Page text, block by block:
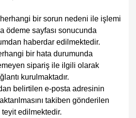
bir sorun nedeni ile işlemi
ödeme sayfası sonucunda
haberdar edilmektedir.
bir hata durumunda
sipariş ile ilgili olarak
kurulmaktadır.
belirtilen e-posta adresinin
takiben gönderilen
edilmektedir.